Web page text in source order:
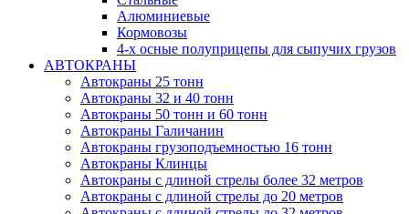
Алюминиевые
Кормовозы
4-х осные полуприцепы для сыпучих грузов
АВТОКРАНЫ
Автокраны 25 тонн
Автокраны 32 и 40 тонн
Автокраны 50 тонн и 60 тонн
Автокраны Галичанин
Автокраны грузоподъемностью 16 тонн
Автокраны Клинцы
Автокраны с длиной стрелы более 32 метров
Автокраны с длиной стрелы до 20 метров